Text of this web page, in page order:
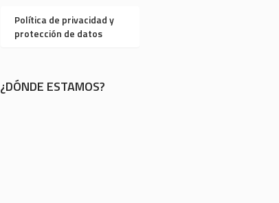
Política de privacidad y
protección de datos
¿DÓNDE ESTAMOS?